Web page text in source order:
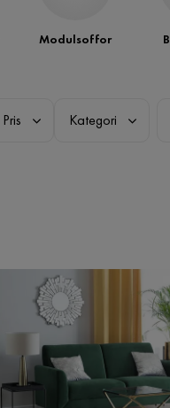
Modulsoffor
Pris Kategori